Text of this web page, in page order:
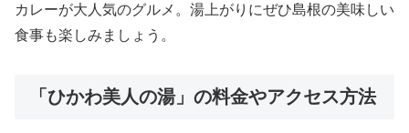
カレーが大人気のグルメ。湯上がりにぜひ島根の美味しい
食事も楽しみましょう。
「ひかわ美人の湯」の料金やアクセス方法